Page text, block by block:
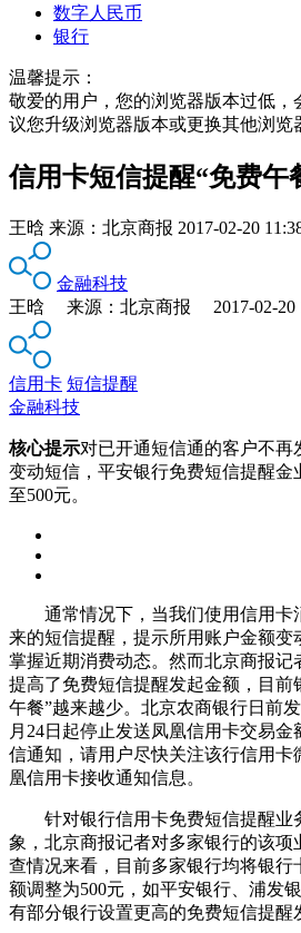
数字人民币
银行
温馨提示：
敬爱的用户，您的浏览器版本过低，
议您升级浏览器版本或更换其他浏览
信用卡短信提醒“免费午
王晗 来源： 北京商报 2017-02-20
金融科技
王晗 来源：北京商报 2017-02-20
信用卡 短信提醒
金融科技
核心提示对已开通短信通的客户不再
变动短信，平安银行免费短信提醒金
至500元。
通常情况下，当我们使用信用卡
来的短信提醒，提示所用账户金额变
掌握近期消费动态。然而北京商报记
提高了免费短信提醒发起金额，目前
午餐”越来越少。北京农商银行日前
月24日起停止发送凤凰信用卡交易金
信通知，请用户尽快关注该行信用卡
凰信用卡接收通知信息。
针对银行信用卡免费短信提醒业
象，北京商报记者对多家银行的该项
查情况来看，目前多家银行均将银行
额调整为500元，如平安银行、浦发
有部分银行设置更高的免费短信提醒